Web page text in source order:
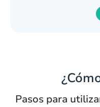
Pasos para